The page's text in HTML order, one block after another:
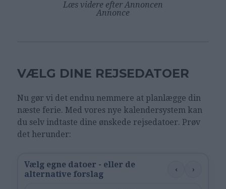
Læs videre efter Annoncen
Annonce
VÆLG DINE REJSEDATOER
Nu gør vi det endnu nemmere at planlægge din
næste ferie. Med vores nye kalendersystem kan
du selv indtaste dine ønskede rejsedatoer. Prøv
det herunder:
Vælg egne datoer - eller de
alternative forslag
‹ ›